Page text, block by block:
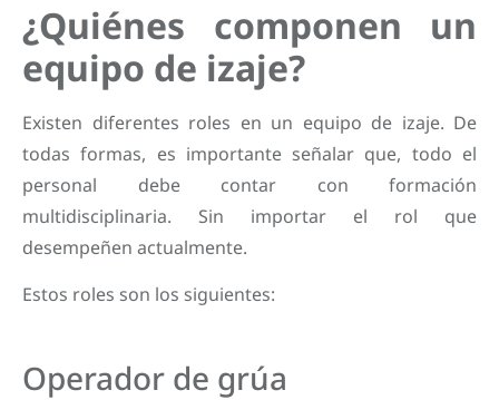
¿Quiénes componen un
equipo de izaje?
Existen diferentes roles en un equipo de izaje. De
todas formas, es importante señalar que, todo el
personal debe contar con formación
multidisciplinaria. Sin importar el rol que
desempeñen actualmente.
Estos roles son los siguientes:
Operador de grúa